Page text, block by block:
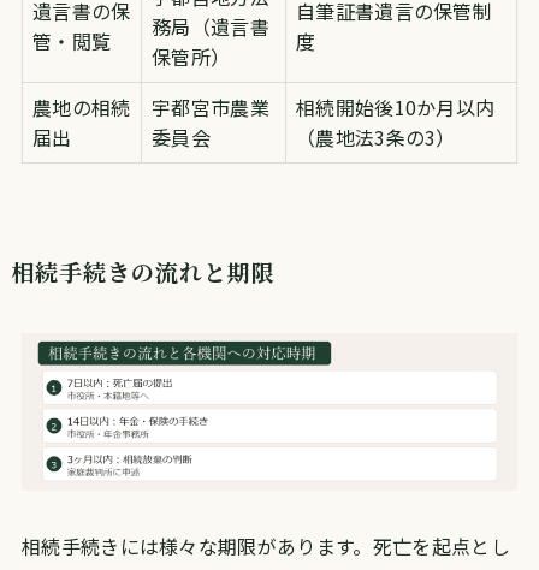
遺言書の保
管・閲覧
務局（遺言書
保管所）
自筆証書遺言の保管制
度
農地の相続
届出
宇都宮市農業
委員会
相続開始後10か月以内
（農地法3条の3）
相続手続きの流れと期限
相続手続きには様々な期限があります。死亡を起点とし